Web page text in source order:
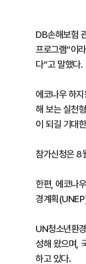
DB손해보험
프로그램”이
다”고 말했다.
에코나우 하
해 보는 실천
이 되길 기대
참가신청은 8
한편, 에코나
경계획
UN청소년환
성해 왔으며,
하고 있다.